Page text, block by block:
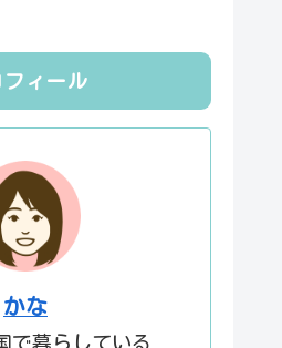
フィール
かな
で暮らしている